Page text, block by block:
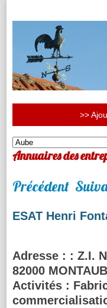
>>
Annuaires des
Précédent
ESAT Henri
Adresse : : Z.I.
82000
Activités :